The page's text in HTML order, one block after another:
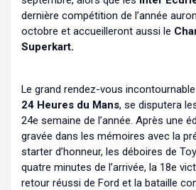
dernière compétition de l’année
octobre et accueilleront aussi le
Superkart.
Le grand rendez-vous incontournable
24 Heures du Mans, se disputera
24e semaine de l’année. Après une
gravée dans les mémoires avec la
starter d’honneur, les déboires de
quatre minutes de l’arrivée, la 18e
retour réussi de Ford et la bataille